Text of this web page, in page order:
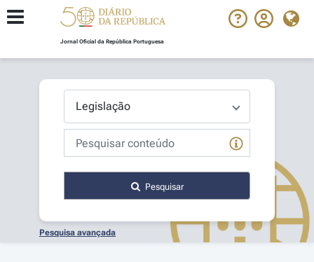
Jornal Oficial da República Portuguesa
Pesquisar
Pesquisa avançada